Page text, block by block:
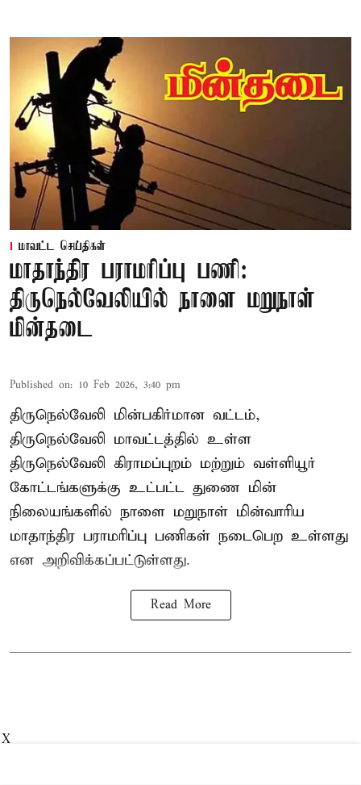
மாவட்ட செய்திகள்
மாதாந்திர பராமரிப்பு பணி:
திருநெல்வேலியில் நாளை மறுநாள்
மின்தடை
Published on: 10 Feb 2026, 3:40 pm
திருநெல்வேலி மின்பகிர்மான வட்டம்,
திருநெல்வேலி மாவட்டத்தில் உள்ள
திருநெல்வேலி கிராமப்புறம் மற்றும் வள்ளியூர்
கோட்டங்களுக்கு உட்பட்ட துணை மின்
நிலையங்களில் நாளை மறுநாள் மின்வாரிய
மாதாந்திர பராமரிப்பு பணிகள் நடைபெற உள்ளது
என அறிவிக்கப்பட்டுள்ளது.
Read More
X